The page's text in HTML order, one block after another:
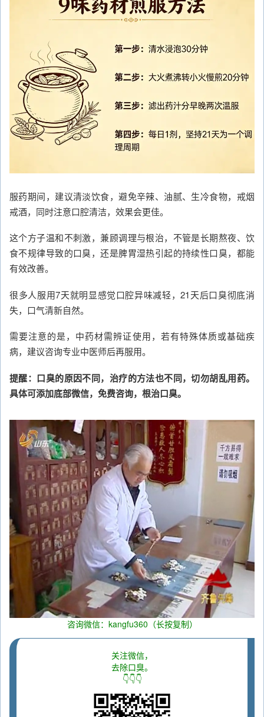
服药期间，建议清淡饮食，避免辛辣、油腻、生冷食物，戒烟
戒酒，同时注意口腔清洁，效果会更佳。
这个方子温和不刺激，兼顾调理与根治，不管是长期熬夜、饮
食不规律导致的口臭，还是脾胃湿热引起的持续性口臭，都能
有效改善。
很多人服用7天就明显感觉口腔异味减轻，21天后口臭彻底消
失，口气清新自然。
需要注意的是，中药材需辨证使用，若有特殊体质或基础疾
病，建议咨询专业中医师后再服用。
提醒：口臭的原因不同，治疗的方法也不同，切勿胡乱用药。
具体可添加底部微信，免费咨询，根治口臭。
咨询微信：kangfu360（长按复制）
关注微信，
去除口臭。
👇👇👇